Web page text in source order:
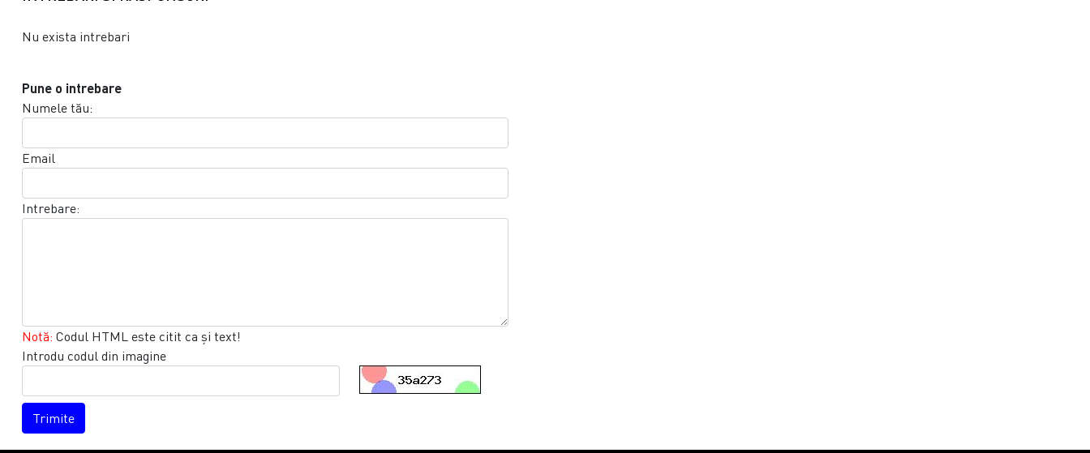
Nu exista intrebari
Pune o intrebare
Numele tău:
Email
Intrebare:
Notă: Codul HTML este citit ca şi text!
Introdu codul din imagine
Trimite